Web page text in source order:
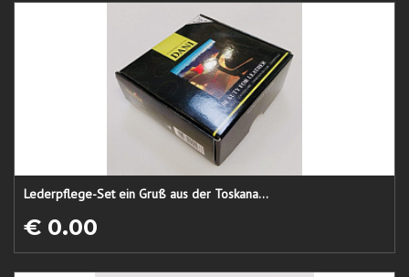
Lederpflege-Set ein Gruß aus der Toskana...
€ 0.00